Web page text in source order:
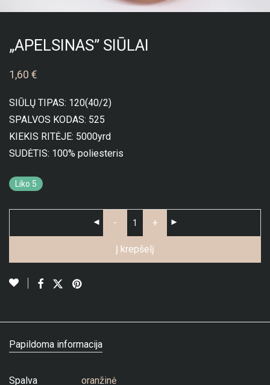
„APELSINAS” SIŪLAI
1,60 €
SIŪLŲ TIPAS: 120(40/2)
SPALVOS KODAS: 525
KIEKIS RITĖJE: 5000yrd
SUDĖTIS: 100% poliesteris
Liko 5
- +
Į krepšelį
Papildoma informacija
Spalva oranžinė